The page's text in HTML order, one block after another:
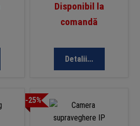
Disponibil la
comandă
Detalii...
-25%